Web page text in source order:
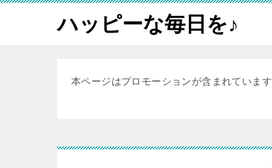
ハッピーな毎日を♪
本ページはプロモーションが含まれています